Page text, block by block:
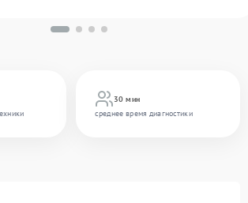
30 мин
среднее время диагностики